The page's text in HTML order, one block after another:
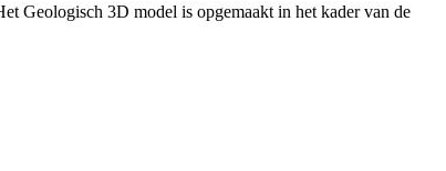
Geologisch 3D model is opgemaakt in het kader van de